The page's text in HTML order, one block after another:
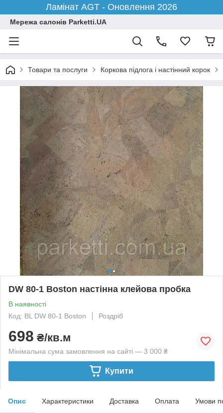
Ламінат AGT - Оновлення 2026
Мережа салонів Parketti.UA
Товари та послуги Коркова підлога і настінний корок
DW 80-1 Boston настінна клейова пробка
В наявності
Код: BL DW 80-1 Boston
Роздріб
698 ₴/кв.м
Мінімальна сума замовлення на сайті — 3 000 ₴
Купити
Опис Характеристики Доставка Оплата Умови